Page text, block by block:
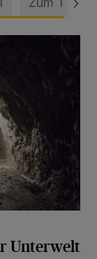
Unterwelt